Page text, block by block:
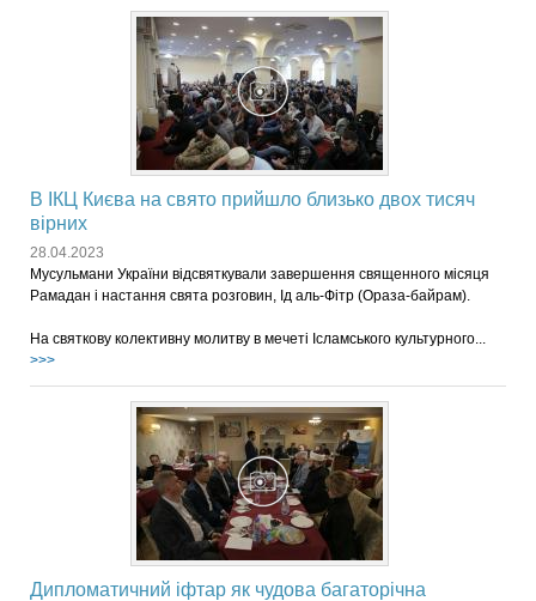
В ІКЦ Києва на свято прийшло близько двох тисяч
вірних
28.04.2023
Мусульмани України відсвяткували завершення священного місяця
Рамадан і настання свята розговин, Ід аль-Фітр (Ораза-байрам).
На святкову колективну молитву в мечеті Ісламського культурного...
>>>
Дипломатичний іфтар як чудова багаторічна